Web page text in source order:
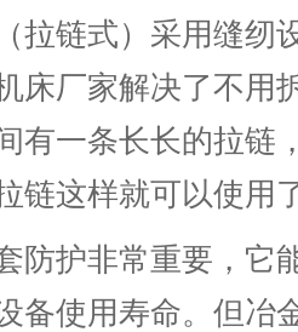
拉链式）采用缝纫
床厂家解决了不用
有一条长长的拉链
链这样就可以使用
防护非常重要，它
备使用寿命。但冶